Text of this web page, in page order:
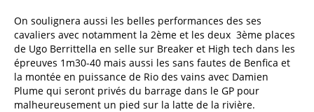
On soulignera aussi les belles performances des ses
cavaliers avec notamment la 2ème et les deux 3ème places
de Ugo Berrittella en selle sur Breaker et High tech dans les
épreuves 1m30-40 mais aussi les sans fautes de Benfica et
la montée en puissance de Rio des vains avec Damien
Plume qui seront privés du barrage dans le GP pour
malheureusement un pied sur la latte de la rivière.